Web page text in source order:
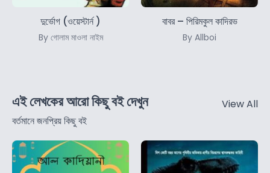
দুর্ভোগ (ওয়েস্টার্ন )
By গোলাম মাওলা নাইম
বাবর – পিরিমকুল কাদিরভ
By Allboi
এই লেখকের আরো কিছু বই দেখুন
বর্তমানে জনপ্রিয় কিছু বই
View All